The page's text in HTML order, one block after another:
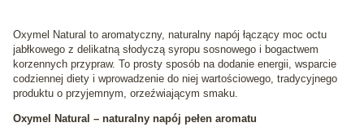
Oxymel Natural to aromatyczny, naturalny napój łączący moc octu
jabłkowego z delikatną słodyczą syropu sosnowego i bogactwem
korzennych przypraw. To prosty sposób na dodanie energii, wsparcie
codziennej diety i wprowadzenie do niej wartościowego, tradycyjnego
produktu o przyjemnym, orzeźwiającym smaku.
Oxymel Natural – naturalny napój pełen aromatu